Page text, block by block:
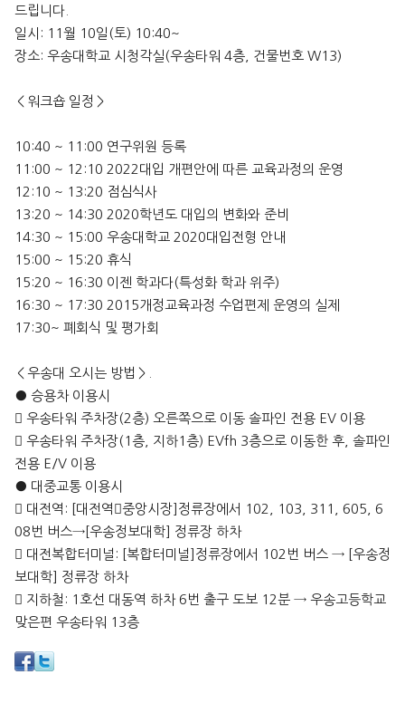
드립니다.
일시: 11월 10일(토) 10:40~
장소: 우송대학교 시청각실(우송타워 4층, 건물번호 W13)
＜워크숍 일정＞
10:40 ~ 11:00 연구위원 등록
11:00 ~ 12:10 2022대입 개편안에 따른 교육과정의 운영
12:10 ~ 13:20 점심식사
13:20 ~ 14:30 2020학년도 대입의 변화와 준비
14:30 ~ 15:00 우송대학교 2020대입전형 안내
15:00 ~ 15:20 휴식
15:20 ~ 16:30 이젠 학과다(특성화 학과 위주)
16:30 ~ 17:30 2015개정교육과정 수업편제 운영의 실제
17:30~ 폐회식 및 평가회
＜우송대 오시는 방법＞.
● 승용차 이용시
 우송타워 주차장(2층) 오른쪽으로 이동 솔파인 전용 EV 이용
 우송타워 주차장(1층, 지하1층) EVfh 3층으로 이동한 후, 솔파인
전용 E/V 이용
● 대중교통 이용시
 대전역: [대전역중앙시장]정류장에서 102, 103, 311, 605, 6
08번 버스→[우송정보대학] 정류장 하차
 대전복합터미널: [복합터미널]정류장에서 102번 버스 → [우송정
보대학] 정류장 하차
 지하철: 1호선 대동역 하차 6번 출구 도보 12분 → 우송고등학교
맞은편 우송타워 13층